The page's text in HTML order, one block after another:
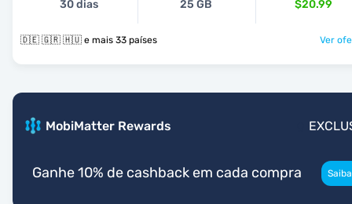
30 dias 25 GB $20.99
🇩🇪 🇬🇷 🇭🇺 e mais 33 países Ver
MobiMatter Rewards
Ganhe 10% de cashback em cada compra